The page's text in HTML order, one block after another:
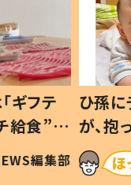
ギフテ
給食”を
和の親
編集部
ひ孫
が、
「涙が
い」